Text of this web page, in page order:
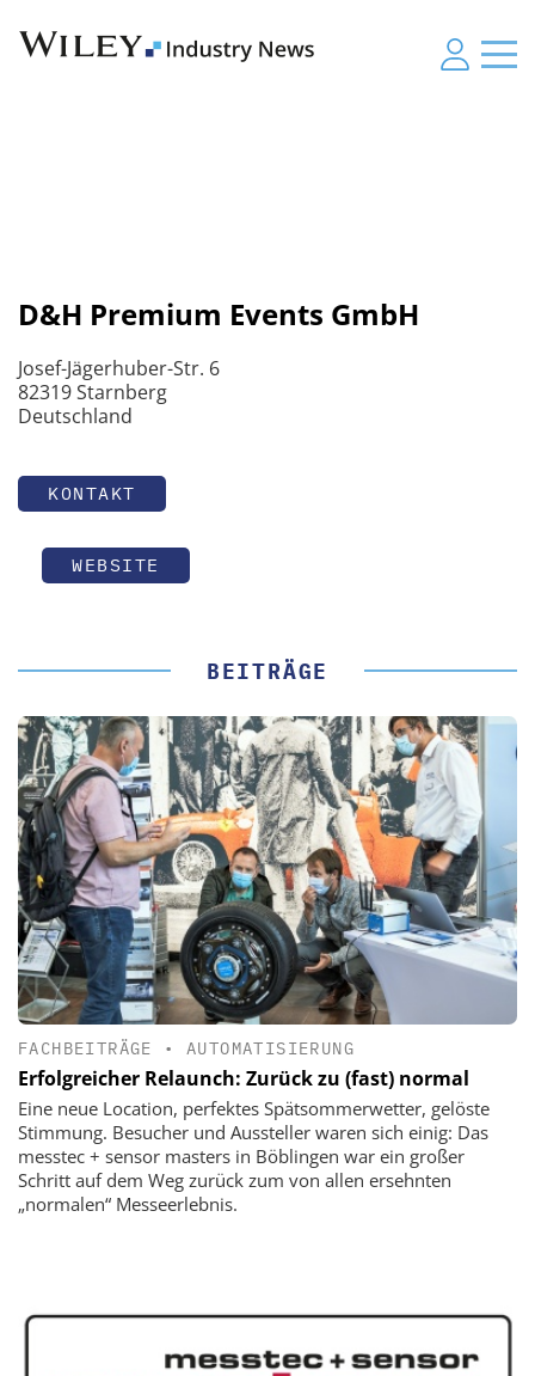
D&H Premium Events GmbH
Josef-Jägerhuber-Str. 6
82319 Starnberg
Deutschland
KONTAKT
WEBSITE
BEITRÄGE
FACHBEITRÄGE •AUTOMATISIERUNG
Erfolgreicher Relaunch: Zurück zu (fast) normal
Eine neue Location, perfektes Spätsommerwetter, gelöste
Stimmung. Besucher und Aussteller waren sich einig: Das
messtec + sensor masters in Böblingen war ein großer
Schritt auf dem Weg zurück zum von allen ersehnten
„normalen“ Messeerlebnis.